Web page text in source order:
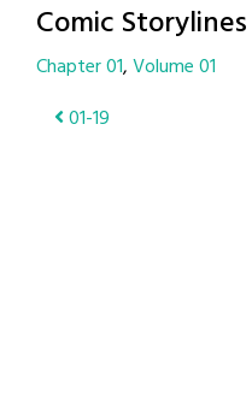
Comic Storylines
Chapter 01 Volume 01
Post
01-19